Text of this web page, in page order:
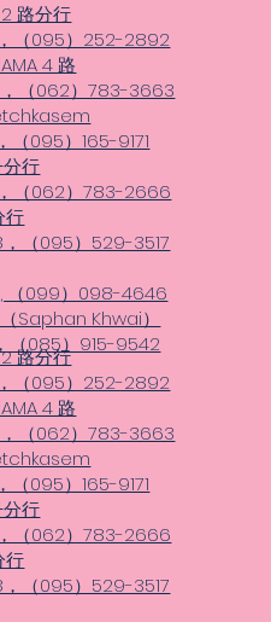
路分行
（095）252-2892
4 路
（062）783-3663
（095）165-9171
行
（062）783-2666
行
（095）529-3517
路分行
（095）252-2892
4 路
（062）783-3663
（095）165-9171
行
（062）783-2666
行
（095）529-3517
（099）098-4646
Saphan Khwai）
（085）915-9542